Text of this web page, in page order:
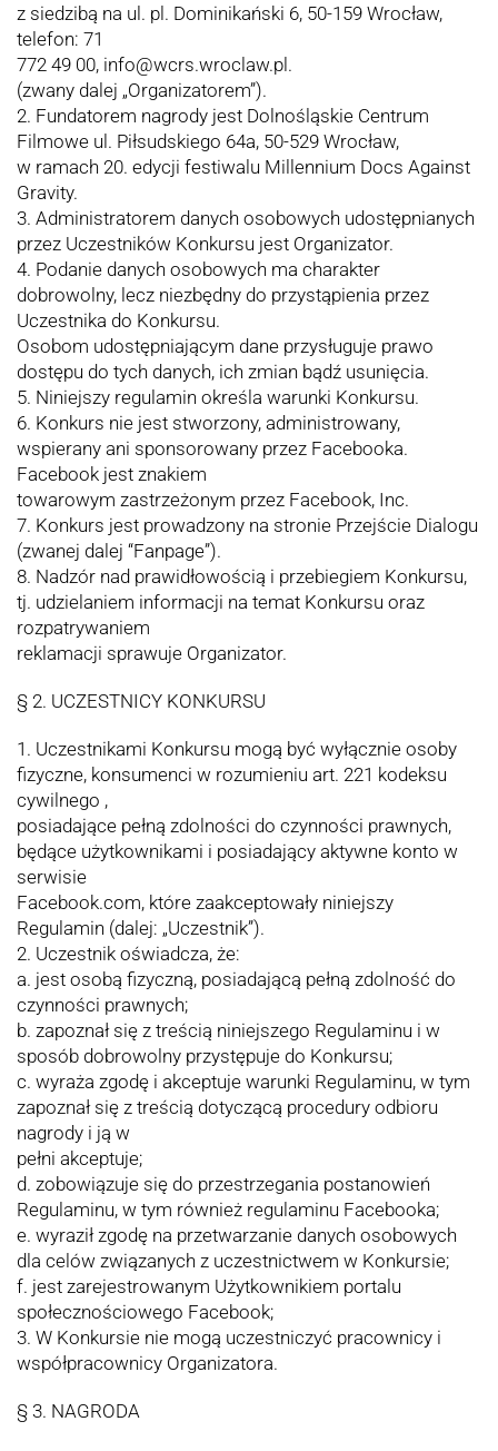
z siedzibą na ul. pl. Dominikański 6, 50-159 Wrocław,
telefon: 71
772 49 00, info@wcrs.wroclaw.pl.
(zwany dalej „Organizatorem”).
2. Fundatorem nagrody jest Dolnośląskie Centrum
Filmowe ul. Piłsudskiego 64a, 50-529 Wrocław,
w ramach 20. edycji festiwalu Millennium Docs Against
Gravity.
3. Administratorem danych osobowych udostępnianych
przez Uczestników Konkursu jest Organizator.
4. Podanie danych osobowych ma charakter
dobrowolny, lecz niezbędny do przystąpienia przez
Uczestnika do Konkursu.
Osobom udostępniającym dane przysługuje prawo
dostępu do tych danych, ich zmian bądź usunięcia.
5. Niniejszy regulamin określa warunki Konkursu.
6. Konkurs nie jest stworzony, administrowany,
wspierany ani sponsorowany przez Facebooka.
Facebook jest znakiem
towarowym zastrzeżonym przez Facebook, Inc.
7. Konkurs jest prowadzony na stronie Przejście Dialogu
(zwanej dalej “Fanpage”).
8. Nadzór nad prawidłowością i przebiegiem Konkursu,
tj. udzielaniem informacji na temat Konkursu oraz
rozpatrywaniem
reklamacji sprawuje Organizator.
§ 2. UCZESTNICY KONKURSU
1. Uczestnikami Konkursu mogą być wyłącznie osoby
fizyczne, konsumenci w rozumieniu art. 221 kodeksu
cywilnego ,
posiadające pełną zdolności do czynności prawnych,
będące użytkownikami i posiadający aktywne konto w
serwisie
Facebook.com, które zaakceptowały niniejszy
Regulamin (dalej: „Uczestnik”).
2. Uczestnik oświadcza, że:
a. jest osobą fizyczną, posiadającą pełną zdolność do
czynności prawnych;
b. zapoznał się z treścią niniejszego Regulaminu i w
sposób dobrowolny przystępuje do Konkursu;
c. wyraża zgodę i akceptuje warunki Regulaminu, w tym
zapoznał się z treścią dotyczącą procedury odbioru
nagrody i ją w
pełni akceptuje;
d. zobowiązuje się do przestrzegania postanowień
Regulaminu, w tym również regulaminu Facebooka;
e. wyraził zgodę na przetwarzanie danych osobowych
dla celów związanych z uczestnictwem w Konkursie;
f. jest zarejestrowanym Użytkownikiem portalu
społecznościowego Facebook;
3. W Konkursie nie mogą uczestniczyć pracownicy i
współpracownicy Organizatora.
§ 3. NAGRODA